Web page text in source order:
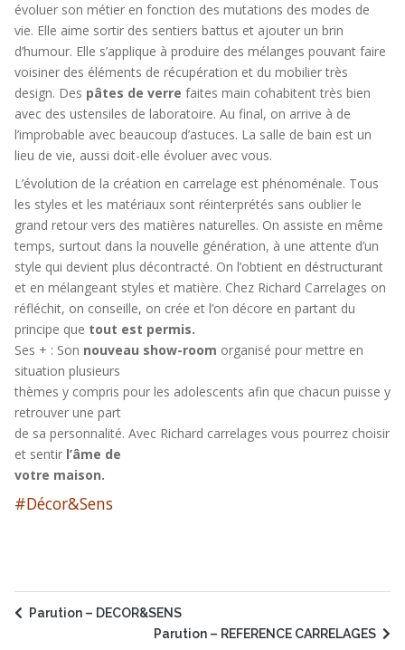
évoluer son métier en fonction des mutations des modes de
vie. Elle aime sortir des sentiers battus et ajouter un brin
d’humour. Elle s’applique à produire des mélanges pouvant faire
voisiner des éléments de récupération et du mobilier très
design. Des pâtes de verre faites main cohabitent très bien
avec des ustensiles de laboratoire. Au final, on arrive à de
l’improbable avec beaucoup d’astuces. La salle de bain est un
lieu de vie, aussi doit-elle évoluer avec vous.
L’évolution de la création en carrelage est phénoménale. Tous
les styles et les matériaux sont réinterprétés sans oublier le
grand retour vers des matières naturelles. On assiste en même
temps, surtout dans la nouvelle génération, à une attente d’un
style qui devient plus décontracté. On l’obtient en déstructurant
et en mélangeant styles et matière. Chez Richard Carrelages on
réfléchit, on conseille, on crée et l’on décore en partant du
principe que tout est permis.
Ses + : Son nouveau show-room organisé pour mettre en
situation plusieurs
thèmes y compris pour les adolescents afin que chacun puisse y
retrouver une part
de sa personnalité. Avec Richard carrelages vous pourrez choisir
et sentir l’âme de
votre maison.
#Décor&Sens
Parution – DECOR&SENS
Parution – REFERENCE CARRELAGES